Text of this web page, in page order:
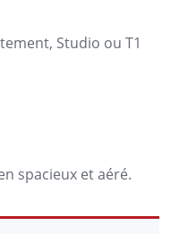
Studio ou T1
spacieux et aéré.